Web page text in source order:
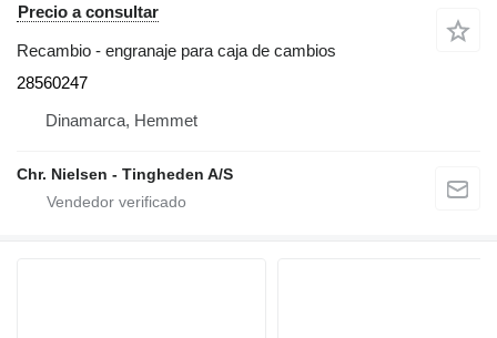
Precio a consultar
Recambio - engranaje para caja de cambios
28560247
Dinamarca, Hemmet
Chr. Nielsen - Tingheden A/S